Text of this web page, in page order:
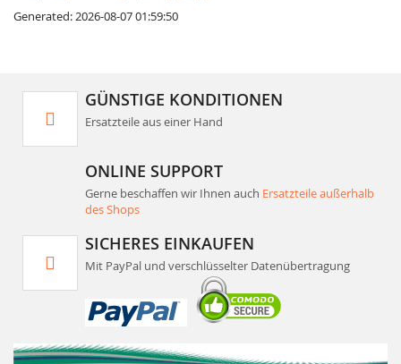
Generated: 2026-08-07 01:59:50
GÜNSTIGE KONDITIONEN
Ersatzteile aus einer Hand
ONLINE SUPPORT
Gerne beschaffen wir Ihnen auch Ersatzteile außerhalb
des Shops
SICHERES EINKAUFEN
Mit PayPal und verschlüsselter Datenübertragung